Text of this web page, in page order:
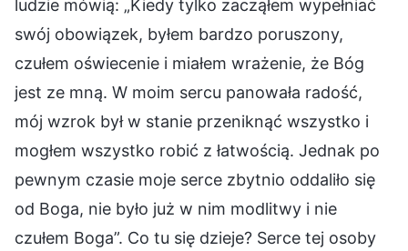
ludzie mówią: „Kiedy tylko zacząłem wypełniać
swój obowiązek, byłem bardzo poruszony,
czułem oświecenie i miałem wrażenie, że Bóg
jest ze mną. W moim sercu panowała radość,
mój wzrok był w stanie przeniknąć wszystko i
mogłem wszystko robić z łatwością. Jednak po
pewnym czasie moje serce zbytnio oddaliło się
od Boga, nie było już w nim modlitwy i nie
czułem Boga”. Co tu się dzieje? Serce tej osoby